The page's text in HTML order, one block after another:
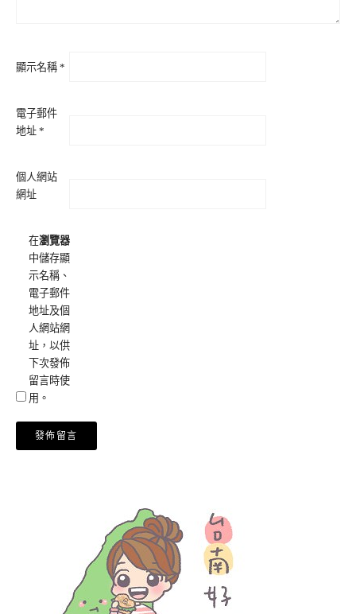
顯示名稱 *
電子郵件
地址 *
個人網站
網址
在瀏覽器
中儲存顯
示名稱、
電子郵件
地址及個
人網站網
址，以供
下次發佈
留言時使
用。